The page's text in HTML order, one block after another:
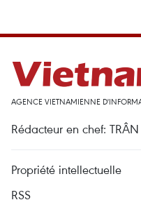
AGENCE VIETNAMIENNE
Rédacteur en chef:
Propriété intellectuelle
RSS